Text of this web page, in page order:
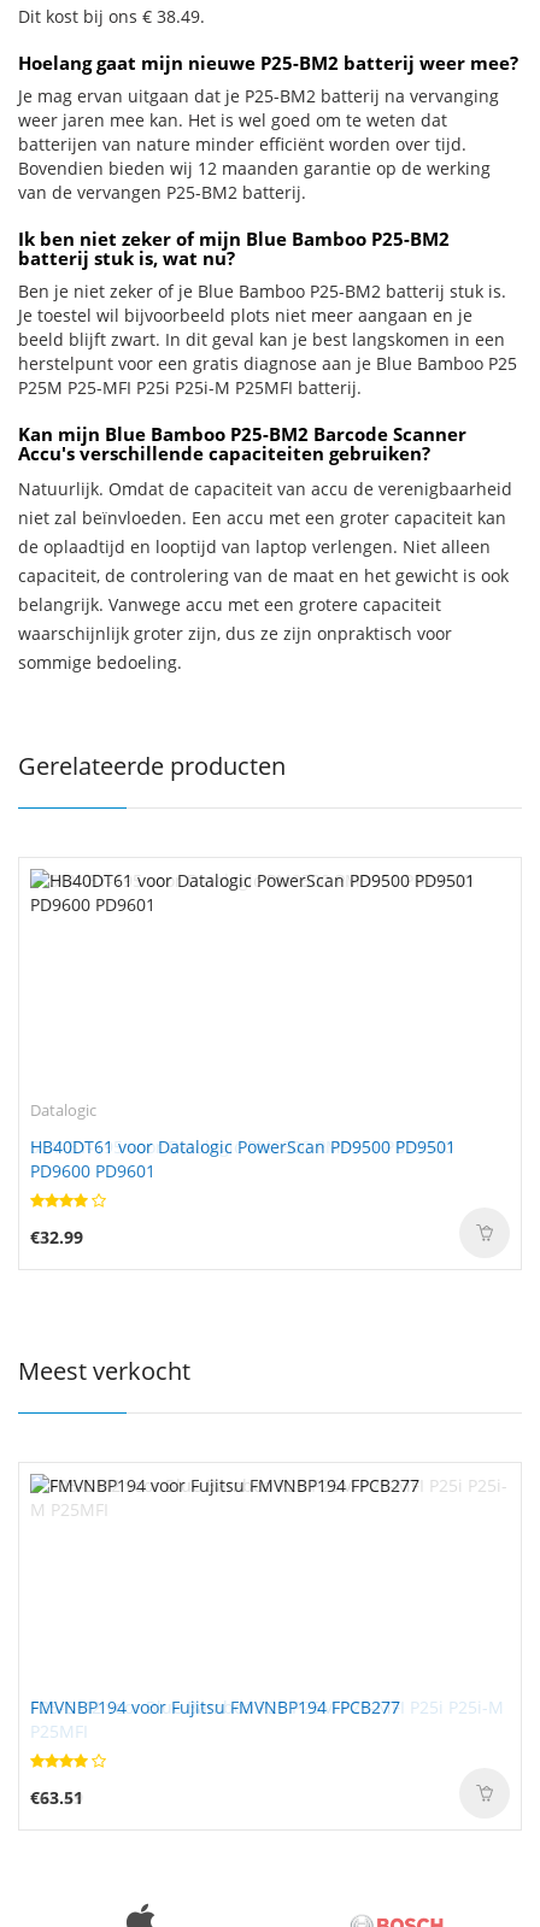
Dit kost bij ons € 38.49.
Hoelang gaat mijn nieuwe P25-BM2 batterij weer mee?
Je mag ervan uitgaan dat je P25-BM2 batterij na vervanging
weer jaren mee kan. Het is wel goed om te weten dat
batterijen van nature minder efficiënt worden over tijd.
Bovendien bieden wij 12 maanden garantie op de werking
van de vervangen P25-BM2 batterij.
Ik ben niet zeker of mijn Blue Bamboo P25-BM2
batterij stuk is, wat nu?
Ben je niet zeker of je Blue Bamboo P25-BM2 batterij stuk is.
Je toestel wil bijvoorbeeld plots niet meer aangaan en je
beeld blijft zwart. In dit geval kan je best langskomen in een
herstelpunt voor een gratis diagnose aan je Blue Bamboo P25
P25M P25-MFI P25i P25i-M P25MFI batterij.
Kan mijn Blue Bamboo P25-BM2 Barcode Scanner
Accu's verschillende capaciteiten gebruiken?
Natuurlijk. Omdat de capaciteit van accu de verenigbaarheid
niet zal beïnvloeden. Een accu met een groter capaciteit kan
de oplaadtijd en looptijd van laptop verlengen. Niet alleen
capaciteit, de controlering van de maat en het gewicht is ook
belangrijk. Vanwege accu met een grotere capaciteit
waarschijnlijk groter zijn, dus ze zijn onpraktisch voor
sommige bedoeling.
Gerelateerde producten
Datalogic
HB40DT61 voor Datalogic PowerScan PD9500 PD9501
PD9600 PD9601
€32.99
Meest verkocht
FMVNBP194 voor Fujitsu FMVNBP194 FPCB277
€63.51